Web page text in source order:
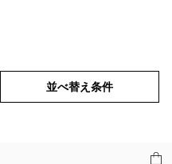
並べ替え条件